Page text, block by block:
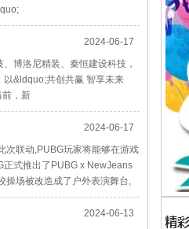
2024-06-17
博洛尼精装、秦恒建设科技，
&ldquo;共创共赢 智享未来
前，新
2024-06-17
次联动,PUBG玩家将能够在游戏
式推出了PUBG x NewJeans
操场被改造成了户外表演舞台,
2024-06-13